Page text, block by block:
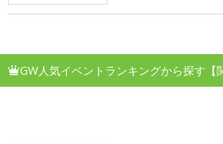
GW人気イベントランキングから探す【